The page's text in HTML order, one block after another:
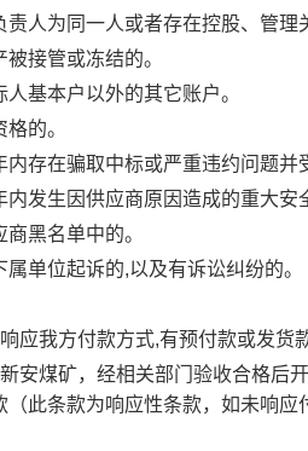
责人为同一人或者存在控股、管
接管或冻结的。
基本户以外的其它账户。
的。
存在骗取中标或严重违约问题并
内发生因供应商原因造成的重大
黑名单中的。
单位起诉的,以及有诉讼纠纷的。
应我方付款方式,有预付款或发货
安煤矿，经相关部门验收合格后
（此条款为响应性条款，如未响应